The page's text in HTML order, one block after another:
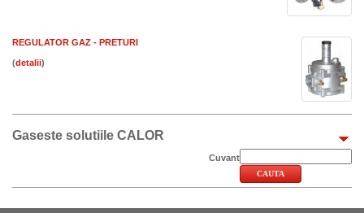
REGULATOR GAZ - PRETURI
( )
Gaseste solutiile CALOR
Cuvant